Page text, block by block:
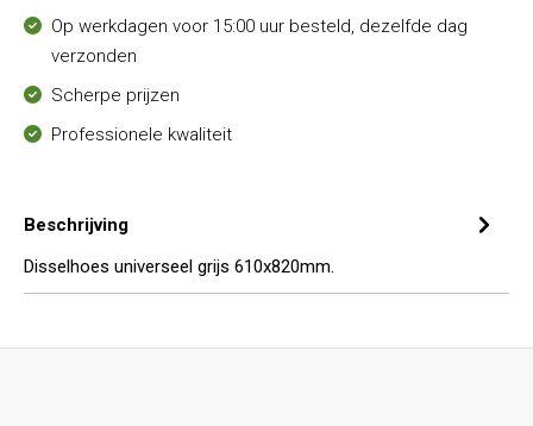
Op werkdagen voor 15:00 uur besteld, dezelfde dag
verzonden
Scherpe prijzen
Professionele kwaliteit
Beschrijving
Disselhoes universeel grijs 610x820mm.